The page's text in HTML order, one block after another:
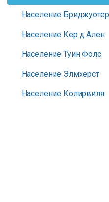
Население Бриджуотер
Население Кер д Ален
Население Туин Фолс
Население Элмхерст
Население Колирвиля